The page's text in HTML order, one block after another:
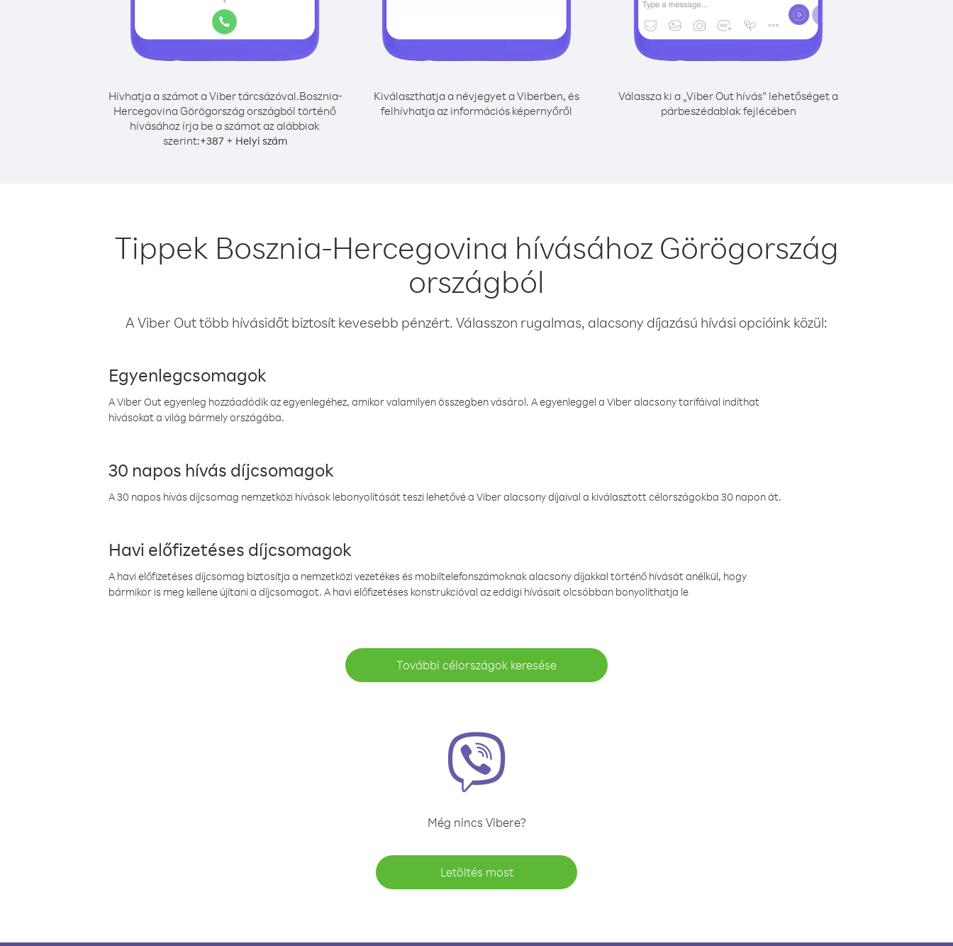
Hívhatja a számot a Viber tárcsázóval.Bosznia-
Hercegovina Görögország országból történő
hívásához írja be a számot az alábbiak
szerint:+387+ Helyi szám
Kiválaszthatja a névjegyet a Viberben, és
felhívhatja az információs képernyőről
Válassza ki a „Viber Out hívás” lehetőséget a
párbeszédablak fejlécében
Tippek Bosznia-Hercegovina hívásához Görögország
országból
A Viber Out több hívásidőt biztosít kevesebb pénzért. Válasszon rugalmas, alacsony díjazású hívási opcióink közül:
Egyenlegcsomagok
A Viber Out egyenleg hozzáadódik az egyenlegéhez, amikor valamilyen összegben vásárol. A egyenleggel a Viber alacsony tarifáival indíthat
hívásokat a világ bármely országába.
30 napos hívás díjcsomagok
A 30 napos hívás díjcsomag nemzetközi hívások lebonyolítását teszi lehetővé a Viber alacsony díjaival a kiválasztott célországokba 30 napon át.
Havi előfizetéses díjcsomagok
A havi előfizetéses díjcsomag biztosítja a nemzetközi vezetékes és mobiltelefonszámoknak alacsony díjakkal történő hívását anélkül, hogy
bármikor is meg kellene újítani a díjcsomagot. A havi előfizetéses konstrukcióval az eddigi hívásait olcsóbban bonyolíthatja le
További célországok keresése
Még nincs Vibere?
Letöltés most